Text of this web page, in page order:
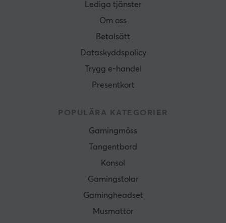
Lediga tjänster
Om oss
Betalsätt
Dataskyddspolicy
Trygg e-handel
Presentkort
POPULÄRA KATEGORIER
Gamingmöss
Tangentbord
Konsol
Gamingstolar
Gamingheadset
Musmattor